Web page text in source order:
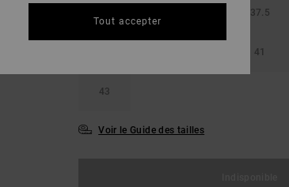
37.5
41
43
Voir le Guide des tailles
Tout accepter